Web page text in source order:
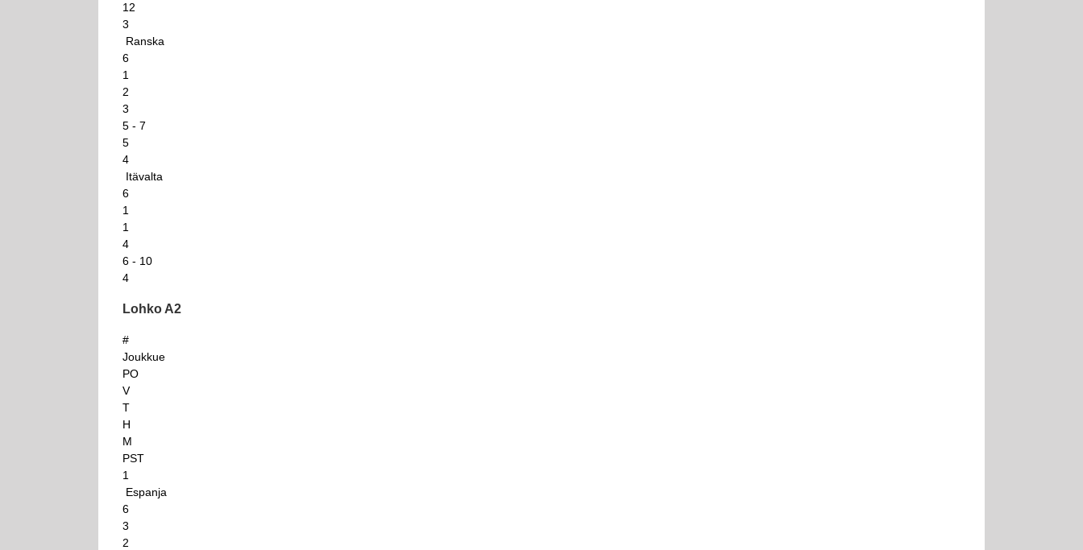
12
3
Ranska
6
1
2
3
5 - 7
5
4
Itävalta
6
1
1
4
6 - 10
4
Lohko A2
#
Joukkue
PO
V
T
H
M
PST
1
Espanja
6
3
2